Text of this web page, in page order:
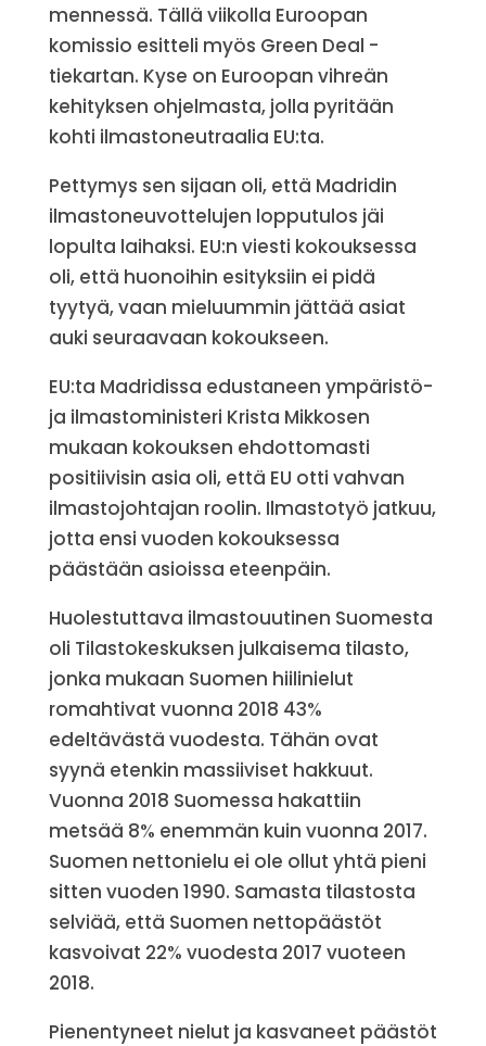
mennessä. Tällä viikolla Euroopan
komissio esitteli myös Green Deal -
tiekartan. Kyse on Euroopan vihreän
kehityksen ohjelmasta, jolla pyritään
kohti ilmastoneutraalia EU:ta.
Pettymys sen sijaan oli, että Madridin
ilmastoneuvottelujen lopputulos jäi
lopulta laihaksi. EU:n viesti kokouksessa
oli, että huonoihin esityksiin ei pidä
tyytyä, vaan mieluummin jättää asiat
auki seuraavaan kokoukseen.
EU:ta Madridissa edustaneen ympäristö-
ja ilmastoministeri Krista Mikkosen
mukaan kokouksen ehdottomasti
positiivisin asia oli, että EU otti vahvan
ilmastojohtajan roolin. Ilmastotyö jatkuu,
jotta ensi vuoden kokouksessa
päästään asioissa eteenpäin.
Huolestuttava ilmastouutinen Suomesta
oli Tilastokeskuksen julkaisema tilasto,
jonka mukaan Suomen hiilinielut
romahtivat vuonna 2018 43%
edeltävästä vuodesta. Tähän ovat
syynä etenkin massiiviset hakkuut.
Vuonna 2018 Suomessa hakattiin
metsää 8% enemmän kuin vuonna 2017.
Suomen nettonielu ei ole ollut yhtä pieni
sitten vuoden 1990. Samasta tilastosta
selviää, että Suomen nettopäästöt
kasvoivat 22% vuodesta 2017 vuoteen
2018.
Pienentyneet nielut ja kasvaneet päästöt